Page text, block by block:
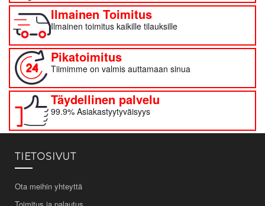
Ilmainen Toimitus
Ilmainen toimitus kaikille tilauksille
Pikatoimitus
Tiimimme on valmis auttamaan sinua
Täydellinen palvelu
99.9% Asiakastyytyväisyys
TIETOSIVUT
Ota meihin yhteyttä